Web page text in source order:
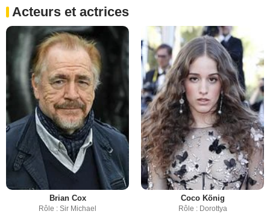
Acteurs et actrices
Brian Cox
Rôle : Sir Michael
Coco König
Rôle : Dorottya